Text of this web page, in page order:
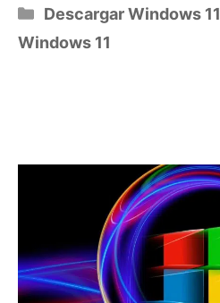
Categorías
Descargar Windows 11
Windows 11